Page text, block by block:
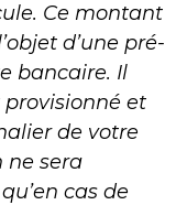
Ce montant
d’une pré-
bancaire. Il
et
de votre
ne sera
cas de